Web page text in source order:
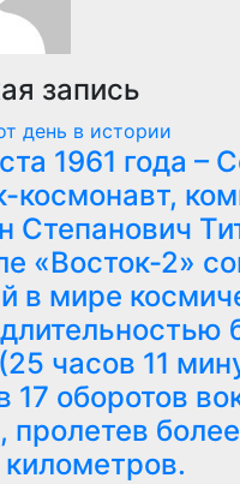
запись
день в истории
1961 года –
космонавт,
Степанович
«Восток-2»
в мире
часов 11
17 оборотов
пролетев